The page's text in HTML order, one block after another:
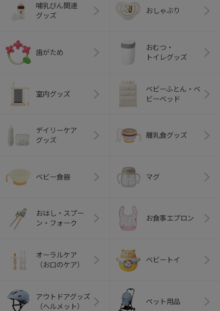
哺乳びん関連
グッズ
おしゃぶり
歯がため
おむつ・
トイレグッズ
室内グッズ
ベビーふとん・ベ
ビーベッド
デイリーケア
グッズ
離乳食グッズ
ベビー食器 マグ
おはし・スプー
ン・フォーク
お食事エプロン
オーラルケア
（お口のケア）
ベビートイ
アウトドアグッズ
（ヘルメット）
ペット用品